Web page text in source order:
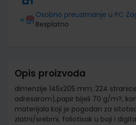
Osobno preuzimanje u PC
Besplatno
Opis proizvoda
dimenzije 145x205 mm; 224
adresarom),papir bijeli 70 g/m?,
materijala koji je pogodan za
zlatni/srebrni, foliotisak u boji i